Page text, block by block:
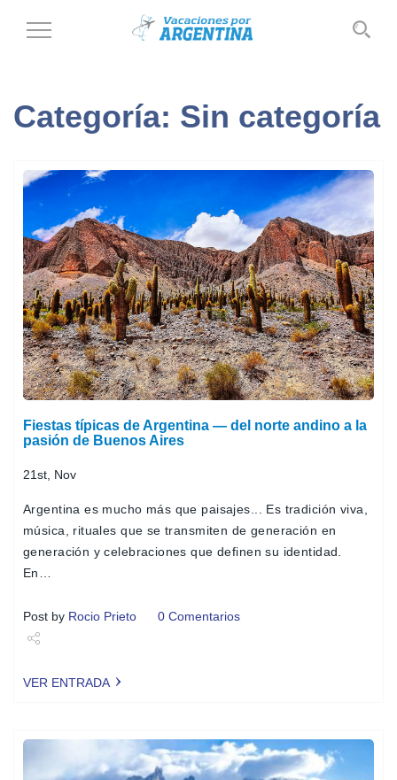
Cambiar
navegación
Categoría: Sin categoría
Fiestas típicas de Argentina — del norte andino a la
pasión de Buenos Aires
21st, Nov
Argentina es mucho más que paisajes... Es tradición viva,
música, rituales que se transmiten de generación en
generación y celebraciones que definen su identidad.
En…
Post by Rocio Prieto 0 Comentarios
VER ENTRADA